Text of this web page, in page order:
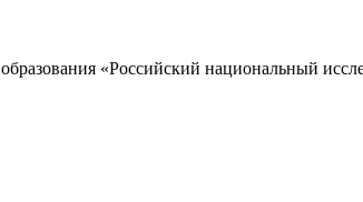
«Российский национальный